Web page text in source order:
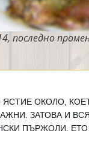
последно
ОКОЛО,
ЗАТОВА И
ПЪРЖОЛИ .